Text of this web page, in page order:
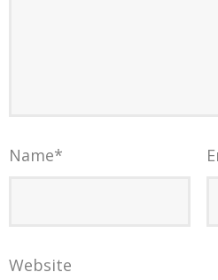
Name*
Website